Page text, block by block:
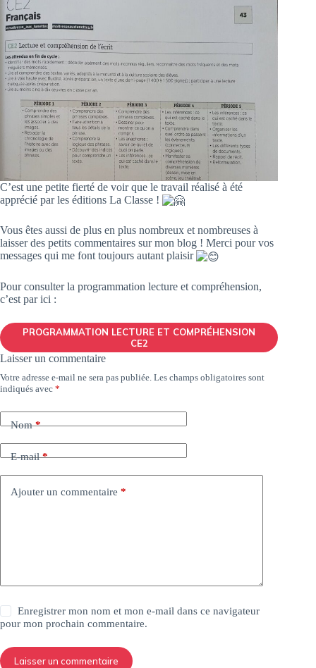
C’est une petite fierté de voir que le travail réalisé à été
apprécié par les éditions La Classe !
Vous êtes aussi de plus en plus nombreux et nombreuses à
laisser des petits commentaires sur mon blog ! Merci pour vos
messages qui me font toujours autant plaisir
Pour consulter la programmation lecture et compréhension,
c’est par ici :
PROGRAMMATION LECTURE ET COMPRÉHENSION
CE2
Laisser un commentaire
Votre adresse e-mail ne sera pas publiée. Les champs obligatoires sont
indiqués avec *
Nom*
E-mail*
Ajouter un commentaire *
Enregistrer mon nom et mon e-mail dans ce navigateur
pour mon prochain commentaire.
Laisser un commentaire